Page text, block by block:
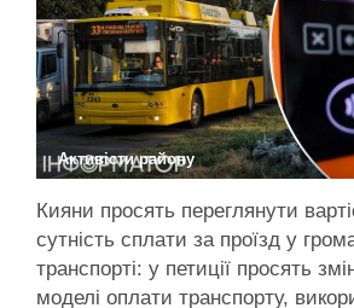
Активісти району
Кияни просять переглянути
сутність сплати за проїзд у
транспорті: у петиції просять
моделі оплати транспорту,